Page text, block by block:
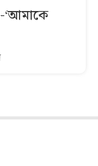
‘আমাকে